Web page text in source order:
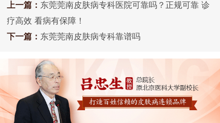
上一篇： 东莞莞南皮肤病专科医院可靠吗？正规可靠 诊
疗高效 看病有保障！
下一篇： 东莞莞南皮肤病专科靠谱吗